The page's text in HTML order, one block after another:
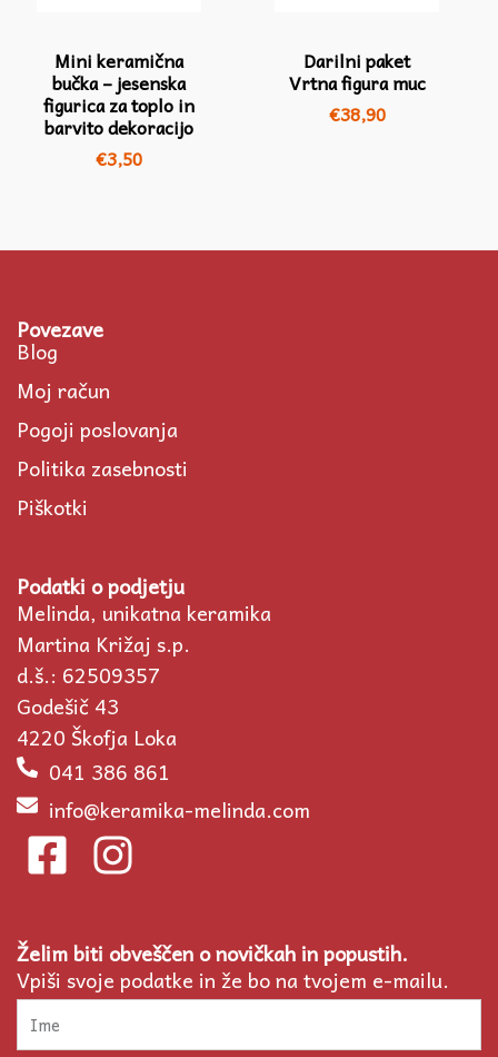
Mini keramična
bučka – jesenska
figurica za toplo in
barvito dekoracijo
€3,50
Darilni paket
Vrtna figura muc
€38,90
Povezave
Blog
Moj račun
Pogoji poslovanja
Politika zasebnosti
Piškotki
Podatki o podjetju
Melinda, unikatna keramika
Martina Križaj s.p.
d.š.: 62509357
Godešič 43
4220 Škofja Loka
041 386 861
info@keramika-melinda.com
F
a
c
e
b
I
n
s
t
a
Želim biti obveščen o novičkah in popustih.
Vpiši svoje podatke in že bo na tvojem e-mailu.
Ime